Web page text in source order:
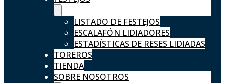
LISTADO DE FESTEJOS
ESCALAFÓN LIDIADORES
ESTADÍSTICAS DE RESES LIDIADAS
TOREROS
TIENDA
SOBRE NOSOTROS